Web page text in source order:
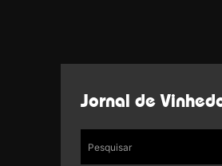
Jornal de
Pesquisar